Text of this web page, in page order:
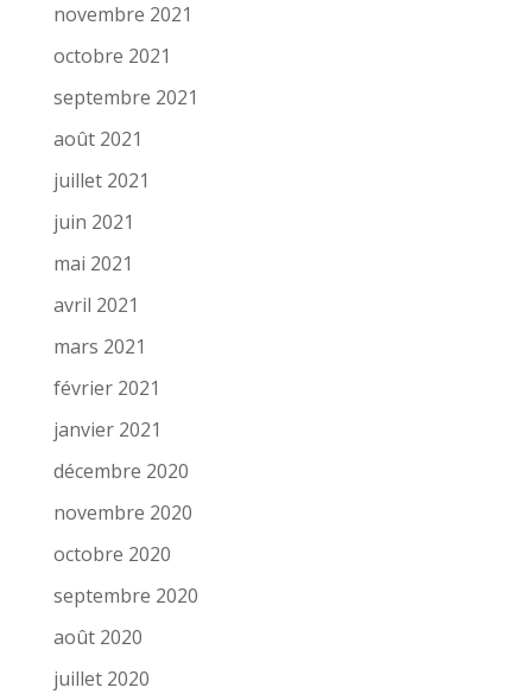
novembre 2021
octobre 2021
septembre 2021
août 2021
juillet 2021
juin 2021
mai 2021
avril 2021
mars 2021
février 2021
janvier 2021
décembre 2020
novembre 2020
octobre 2020
septembre 2020
août 2020
juillet 2020